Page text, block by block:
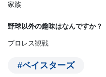
家族
野球以外の趣味はなんですか？
プロレス観戦
#ベイスターズ